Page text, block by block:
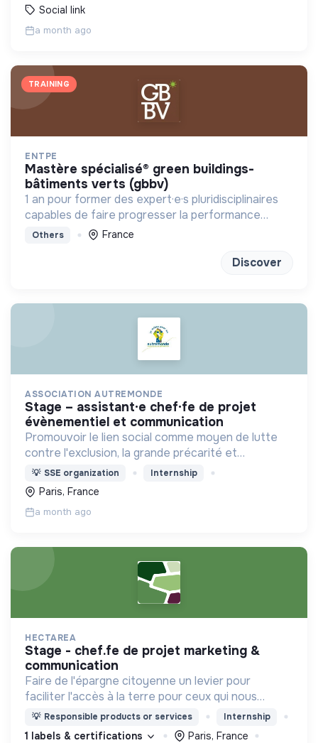
Social link
a month ago
TRAINING
ENTPE
mastère spécialisé® green buildings-
bâtiments verts (gbbv)
1 an pour former des expert·e·s pluridisciplinaires
capables de faire progresser la performance
globale des constructions
Others France
Discover
ASSOCIATION AUTREMONDE
stage – assistant·e chef·fe de projet
évènementiel et communication
Promouvoir le lien social comme moyen de lutte
contre l'exclusion, la grande précarité et
l'isolement
💡 SSE organization Internship
Paris, France
a month ago
HECTAREA
stage - chef.fe de projet marketing &
communication
Faire de l'épargne citoyenne un levier pour
faciliter l'accès à la terre pour ceux qui nous
nourrissent
💡 Responsible products or services Internship
1 labels & certifications
Paris, France